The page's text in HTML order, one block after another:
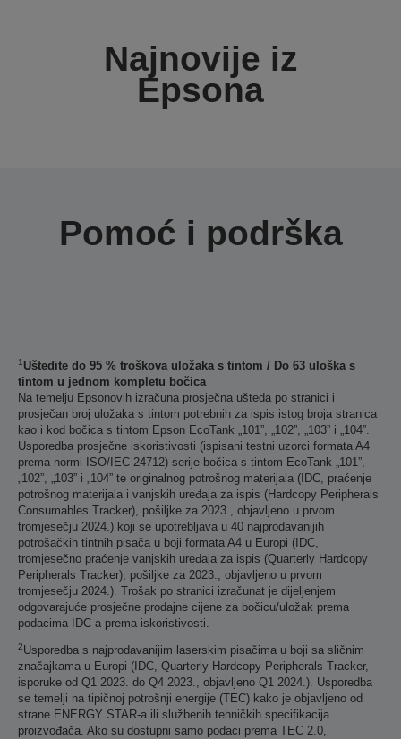
Najnovije iz
Epsona
Pomoć i podrška
1 Uštedite do 95 % troškova uložaka s tintom / Do 63 uloška s
tintom u jednom kompletu bočica
Na temelju Epsonovih izračuna prosječna ušteda po stranici i
prosječan broj uložaka s tintom potrebnih za ispis istog broja stranica
kao i kod bočica s tintom Epson EcoTank „101”, „102”, „103” i „104”.
Usporedba prosječne iskoristivosti (ispisani testni uzorci formata A4
prema normi ISO/IEC 24712) serije bočica s tintom EcoTank „101”,
„102”, „103” i „104” te originalnog potrošnog materijala (IDC, praćenje
potrošnog materijala i vanjskih uređaja za ispis (Hardcopy Peripherals
Consumables Tracker), pošiljke za 2023., objavljeno u prvom
tromjesečju 2024.) koji se upotrebljava u 40 najprodavanijih
potrošačkih tintnih pisača u boji formata A4 u Europi (IDC,
tromjesečno praćenje vanjskih uređaja za ispis (Quarterly Hardcopy
Peripherals Tracker), pošiljke za 2023., objavljeno u prvom
tromjesečju 2024.). Trošak po stranici izračunat je dijeljenjem
odgovarajuće prosječne prodajne cijene za bočicu/uložak prema
podacima IDC-a prema iskoristivosti.
2Usporedba s najprodavanijim laserskim pisačima u boji sa sličnim
značajkama u Europi (IDC, Quarterly Hardcopy Peripherals Tracker,
isporuke od Q1 2023. do Q4 2023., objavljeno Q1 2024.). Usporedba
se temelji na tipičnoj potrošnji energije (TEC) kako je objavljeno od
strane ENERGY STAR-a ili službenih tehničkih specifikacija
proizvođača. Ako su dostupni samo podaci prema TEC 2.0,